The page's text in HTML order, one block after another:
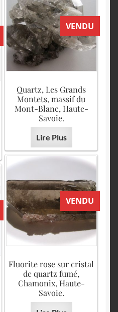
VENDU
Quartz, Les Grands
Montets, massif du
Mont-Blanc, Haute-
Savoie.
Lire Plus
VENDU
Fluorite rose sur cristal
de quartz fumé,
Chamonix, Haute-
Savoie.